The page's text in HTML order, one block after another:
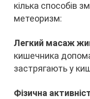
кілька способів
метеоризм:
Легкий масаж
кишечника
застрягають у
Фізична